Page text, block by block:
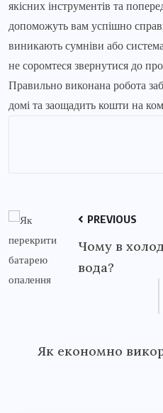
якісних інструментів та
допоможуть вам успішно
виникають сумніви або
не соромтеся звернутися до
Правильно виконана робота
домі та заощадить кошти на
PREVIOUS
Чому в
вода?
Як економно